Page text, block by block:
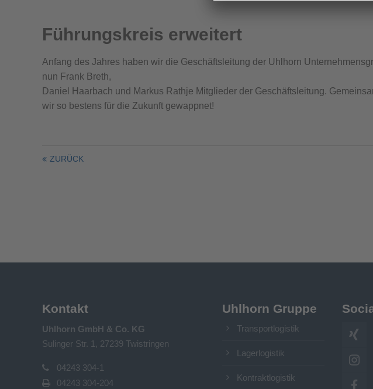
Führungskreis erweitert
Anfang des Jahres haben wir die Geschäftsleitung der Uhlhorn
nun Frank Breth,
Daniel Haarbach und Markus Rathje Mitglieder der Geschäftsleitung.
wir so bestens für die Zukunft gewappnet!
ZURÜCK
Kontakt
Uhlhorn GmbH & Co. KG
Sulinger Str. 1, 27239 Twistringen
04243 304-1
04243 304-204
Uhlhorn Gruppe
Transportlogistik
Lagerlogistik
Kontraktlogistik